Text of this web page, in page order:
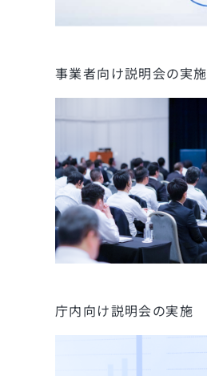
事業者向け説明会の実施
庁内向け説明会の実施